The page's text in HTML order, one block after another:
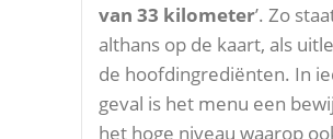
van 33 kilometer’. Zo
althans op de kaart, als
de hoofdingrediënten. In
geval is het menu een
het hoge niveau waarop